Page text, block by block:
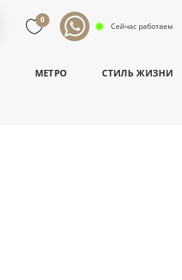
0
Сейчас работаем
МЕТРО СТИЛЬ ЖИЗНИ